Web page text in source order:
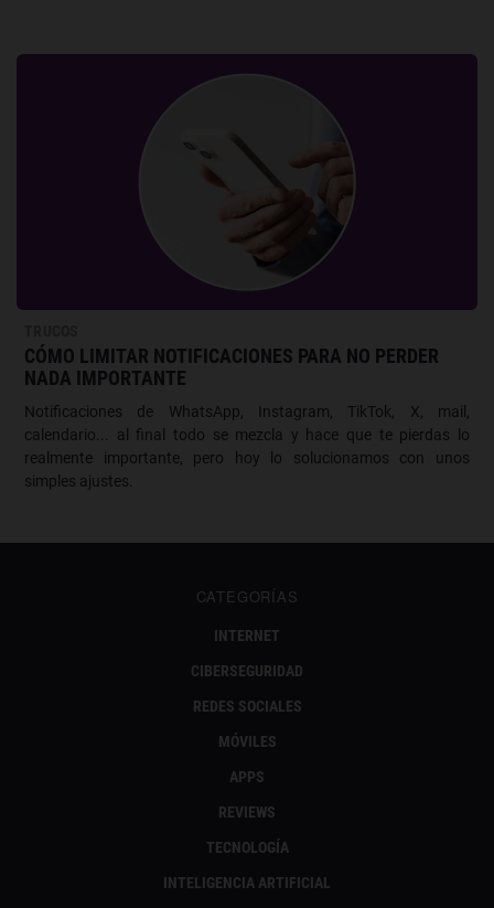
CÓMO LIMITAR NOTIFICACIONES PARA NO PERDER
NADA IMPORTANTE
Notificaciones de WhatsApp, Instagram, TikTok, X, mail,
calendario... al final todo se mezcla y hace que te pierdas lo
realmente importante, pero hoy lo solucionamos con unos
simples ajustes.
CATEGORÍAS
INTERNET
CIBERSEGURIDAD
REDES SOCIALES
MÓVILES
APPS
REVIEWS
TECNOLOGÍA
INTELIGENCIA ARTIFICIAL